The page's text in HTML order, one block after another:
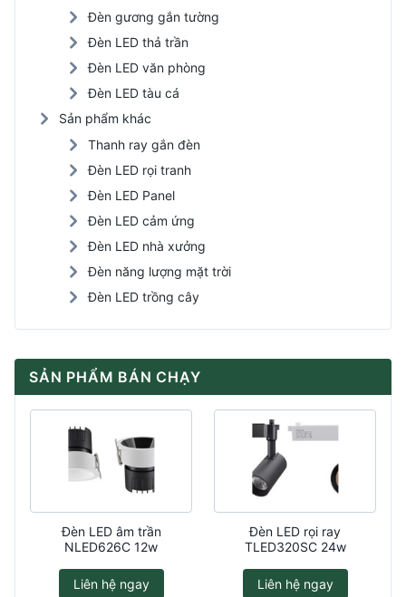
Đèn gương gắn tường
Đèn LED thả trần
Đèn LED văn phòng
Đèn LED tàu cá
Sản phẩm khác
Thanh ray gắn đèn
Đèn LED rọi tranh
Đèn LED Panel
Đèn LED cảm ứng
Đèn LED nhà xưởng
Đèn năng lượng mặt trời
Đèn LED trồng cây
SẢN PHẨM BÁN CHẠY
Đèn LED âm trần
NLED626C 12w
Liên hệ ngay
Đèn LED rọi ray
TLED320SC 24w
Liên hệ ngay